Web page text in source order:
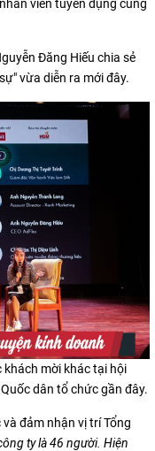
viên tuyển dụng cùng
Đăng Hiếu chia sẻ
vừa diễn ra mới đây.
khách mời khác tại hội
dân tổ chức gần đây.
đảm nhận vị trí Tổng
ty là 46 người. Hiện